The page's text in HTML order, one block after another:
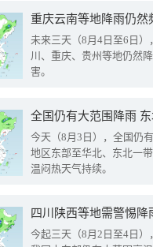
重庆云南等地降雨仍然
未来三天（8月4日至6日
川、重庆、贵州等地仍然
害。
全国仍有大范围降雨
今天（8月3日），全国仍
地区东部至华北、东北一
温闷热天气持续。
今起三天（8月2日至4日